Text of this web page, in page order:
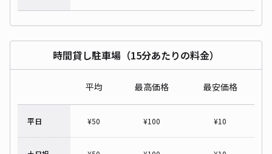
時間貸し駐車場（15分あたりの料金）
平均 最高価格 最安価格
平日 ¥50 ¥100 ¥10